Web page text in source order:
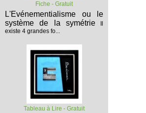
Fiche - Gratuit
L'Evénementialisme ou le
système de la symétrie
existe 4 grandes fo...
Tableau à Lire - Gratuit